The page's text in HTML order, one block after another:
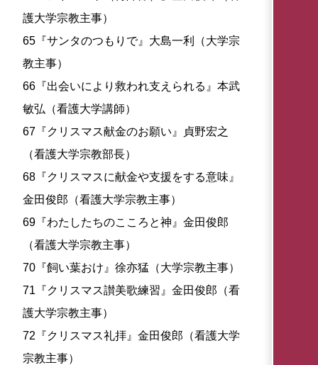
護大学宗教主事）
65『サンタのつもりで』大島一利（大学宗
教主事）
66『出会いにより救われ支えられる』本武
敏弘（看護大学講師）
67『クリスマス献金のお願い』貞野宏之
（看護大学宗教部長）
68『クリスマスに献金や支援をする意味』
金田俊郎（看護大学宗教主事）
69『わたしたちのこころと神』金田俊郎
（看護大学宗教主事）
70『飼い葉おけ』徐亦猛（大学宗教主事）
71『クリスマス讃美歌練習』金田俊郎（看
護大学宗教主事）
72『クリスマス礼拝』金田俊郎（看護大学
宗教主事）